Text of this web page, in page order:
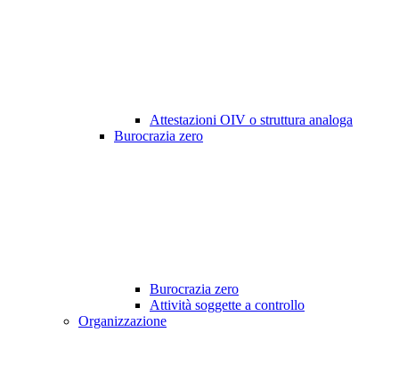
Attestazioni OIV o struttura analoga
Burocrazia zero
Burocrazia zero
Attività soggette a controllo
Organizzazione